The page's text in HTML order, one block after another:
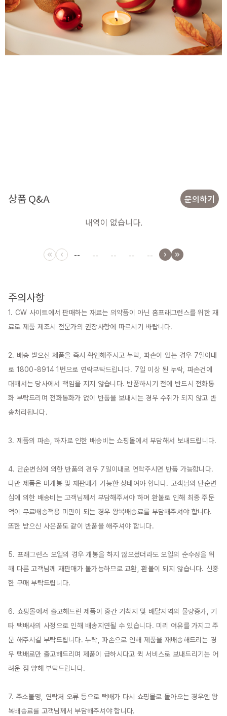
상품 Q&A
문의하기
내역이 없습니다.
-- -- -- -- --
주의사항
1. CW 사이트에서 판매하는 재료는 의약품이 아닌 홈프래그런스를 위한 재
료로 제품 제조시 전문가의 권장사항에 따르시기 바랍니다.
2. 배송 받으신 제품을 즉시 확인해주시고 누락, 파손이 있는 경우 7일이내
로 1800-8914 1번으로 연락부탁드립니다. 7일 이상 된 누락, 파손건에
대해서는 당사에서 책임을 지지 않습니다. 반품하시기 전에 반드시 전화통
화 부탁드리며 전화통화가 없이 반품을 보내시는 경우 수취가 되지 않고 반
송처리됩니다.
3. 제품의 파손, 하자로 인한 배송비는 쇼핑몰에서 부담해서 보내드립니다.
4. 단순변심에 의한 반품의 경우 7일이내로 연락주시면 반품 가능합니다.
다만 제품은 미개봉 및 재판매가 가능한 상태여야 합니다. 고객님의 단순변
심에 의한 배송비는 고객님께서 부담해주셔야 하며 환불로 인해 최종 주문
액이 무료배송적용 미만이 되는 경우 왕복배송료를 부담해주셔야 합니다.
또한 받으신 사은품도 같이 반품을 해주셔야 합니다.
5. 프래그런스 오일의 경우 개봉을 하지 않으셨더라도 오일의 순수성을 위
해 다른 고객님께 재판매가 불가능하므로 교환, 환불이 되지 않습니다. 신중
한 구매 부탁드립니다.
6. 쇼핑몰에서 출고해드린 제품이 중간 기착지 및 배달지역의 물량증가, 기
타 택배사의 사정으로 인해 배송지연될 수 있습니다. 미리 여유를 가지고 주
문 해주시길 부탁드립니다. 누락, 파손으로 인해 제품을 재배송해드리는 경
우 택배로만 출고해드리며 제품이 급하시다고 퀵 서비스로 보내드리기는 어
려운 점 양해 부탁드립니다.
7. 주소불명, 연락처 오류 등으로 택배가 다시 쇼핑몰로 돌아오는 경우엔 왕
복배송료를 고객님께서 부담해주셔야 합니다.